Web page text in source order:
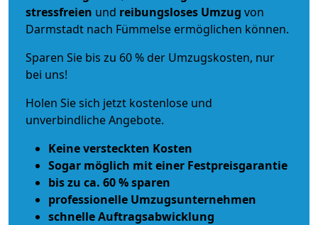
stressfreien und reibungsloses Umzug von
Darmstadt nach Fümmelse ermöglichen können.
Sparen Sie bis zu 60 % der Umzugskosten, nur
bei uns!
Holen Sie sich jetzt kostenlose und
unverbindliche Angebote.
Keine versteckten Kosten
Sogar möglich mit einer Festpreisgarantie
bis zu ca. 60 % sparen
professionelle Umzugsunternehmen
schnelle Auftragsabwicklung